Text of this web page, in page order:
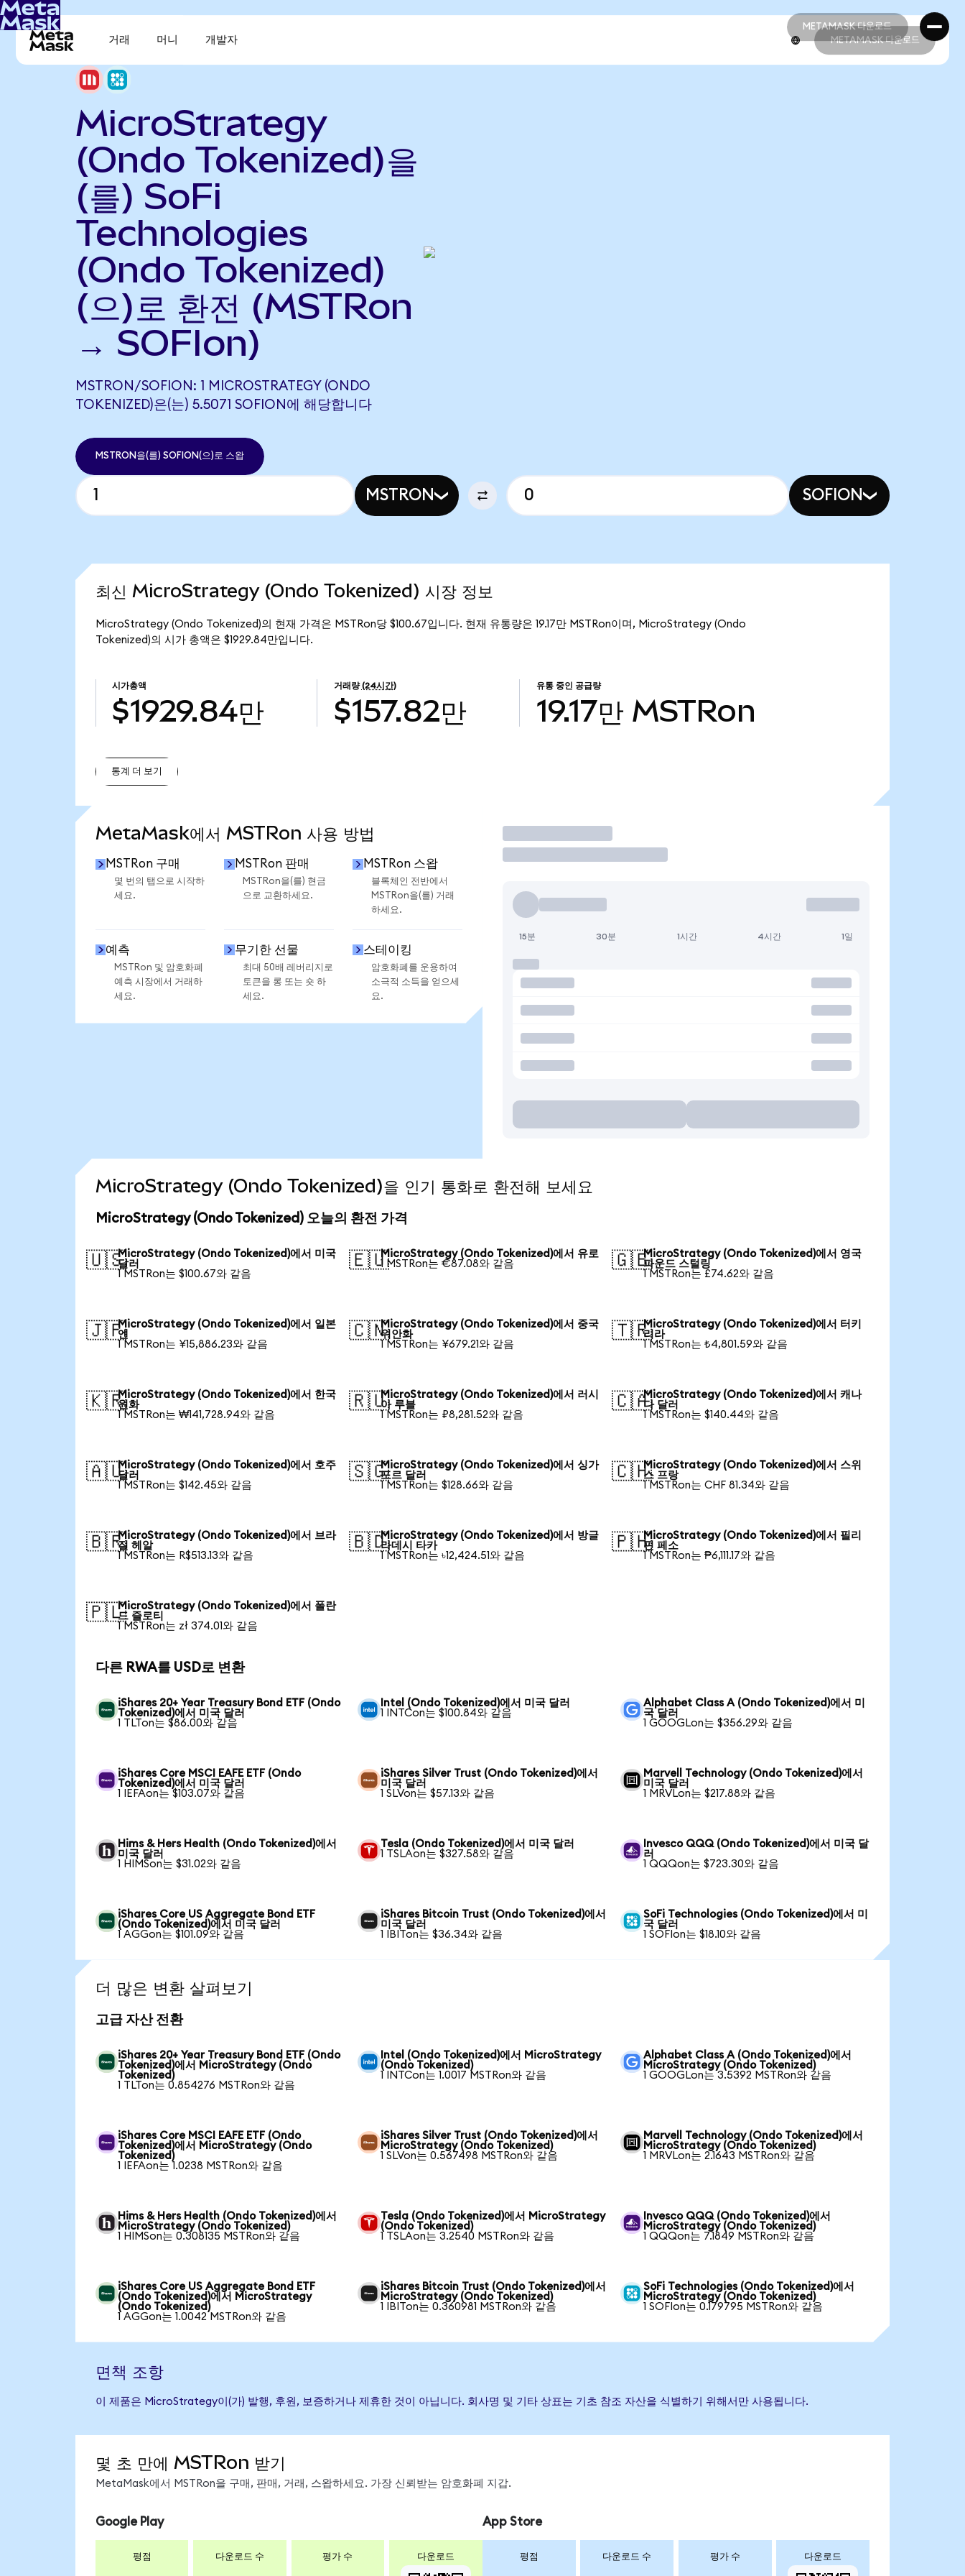
METAMASK 다운로드
METAMASK 다운로드
거래 머니 개발자 METAMASK 다운로드
MicroStrategy
(Ondo Tokenized)을
(를) SoFi
Technologies
(Ondo Tokenized)
(으)로 환전 (MSTRon
→ SOFIon)
MSTRON/SOFION: 1 MICROSTRATEGY (ONDO
TOKENIZED)은(는) 5.5071 SOFION에 해당합니다
MSTRON을(를) SOFION(으)로 스왑
MSTRON SOFION
최신 MicroStrategy (Ondo Tokenized) 시장 정보
MicroStrategy (Ondo Tokenized)의 현재 가격은 MSTRon당 $100.67입니다. 현재 유통량은 19.17만 MSTRon이며, MicroStrategy (Ondo
Tokenized)의 시가 총액은 $1929.84만입니다.
시가총액
$1929.84만
거래량 (24시간)
$157.82만
유통 중인 공급량
19.17만 MSTRon
통계 더 보기
MetaMask에서 MSTRon 사용 방법
MSTRon 구매
몇 번의 탭으로 시작하
세요.
MSTRon 판매
MSTRon을(를) 현금
으로 교환하세요.
MSTRon 스왑
블록체인 전반에서
MSTRon을(를) 거래
하세요.
예측
MSTRon 및 암호화폐
예측 시장에서 거래하
세요.
무기한 선물
최대 50배 레버리지로
토큰을 롱 또는 숏 하
세요.
스테이킹
암호화폐를 운용하여
소극적 소득을 얻으세
요.
거래
15분 30분 1시간 4시간 1일
MicroStrategy (Ondo Tokenized)을 인기 통화로 환전해 보세요
MicroStrategy (Ondo Tokenized) 오늘의 환전 가격
🇺🇸MicroStrategy (Ondo Tokenized)에서 미국
달러
1 MSTRon는 $100.67와 같음
🇪🇺MicroStrategy (Ondo Tokenized)에서 유로
1 MSTRon는 €87.08와 같음
🇬🇧MicroStrategy (Ondo Tokenized)에서 영국
파운드 스털링
1 MSTRon는 £74.62와 같음
🇯🇵MicroStrategy (Ondo Tokenized)에서 일본
엔
1 MSTRon는 ¥15,886.23와 같음
🇨🇳MicroStrategy (Ondo Tokenized)에서 중국
위안화
1 MSTRon는 ¥679.21와 같음
🇹🇷MicroStrategy (Ondo Tokenized)에서 터키
리라
1 MSTRon는 ₺4,801.59와 같음
🇰🇷MicroStrategy (Ondo Tokenized)에서 한국
원화
1 MSTRon는 ₩141,728.94와 같음
🇷🇺MicroStrategy (Ondo Tokenized)에서 러시
아 루블
1 MSTRon는 ₽8,281.52와 같음
🇨🇦MicroStrategy (Ondo Tokenized)에서 캐나
다 달러
1 MSTRon는 $140.44와 같음
🇦🇺MicroStrategy (Ondo Tokenized)에서 호주
달러
1 MSTRon는 $142.45와 같음
🇸🇬MicroStrategy (Ondo Tokenized)에서 싱가
포르 달러
1 MSTRon는 $128.66와 같음
🇨🇭MicroStrategy (Ondo Tokenized)에서 스위
스 프랑
1 MSTRon는 CHF 81.34와 같음
🇧🇷MicroStrategy (Ondo Tokenized)에서 브라
질 헤알
1 MSTRon는 R$513.13와 같음
🇧🇩MicroStrategy (Ondo Tokenized)에서 방글
라데시 타카
1 MSTRon는 ৳12,424.51와 같음
🇵🇭MicroStrategy (Ondo Tokenized)에서 필리
핀 페소
1 MSTRon는 ₱6,111.17와 같음
🇵🇱MicroStrategy (Ondo Tokenized)에서 폴란
드 즐로티
1 MSTRon는 zł 374.01와 같음
다른 RWA를 USD로 변환
iShares 20+ Year Treasury Bond ETF (Ondo
Tokenized)에서 미국 달러
1 TLTon는 $86.00와 같음
Intel (Ondo Tokenized)에서 미국 달러
1 INTCon는 $100.84와 같음
Alphabet Class A (Ondo Tokenized)에서 미
국 달러
1 GOOGLon는 $356.29와 같음
iShares Core MSCI EAFE ETF (Ondo
Tokenized)에서 미국 달러
1 IEFAon는 $103.07와 같음
iShares Silver Trust (Ondo Tokenized)에서
미국 달러
1 SLVon는 $57.13와 같음
Marvell Technology (Ondo Tokenized)에서
미국 달러
1 MRVLon는 $217.88와 같음
Hims & Hers Health (Ondo Tokenized)에서
미국 달러
1 HIMSon는 $31.02와 같음
Tesla (Ondo Tokenized)에서 미국 달러
1 TSLAon는 $327.58와 같음
Invesco QQQ (Ondo Tokenized)에서 미국 달
러
1 QQQon는 $723.30와 같음
iShares Core US Aggregate Bond ETF
(Ondo Tokenized)에서 미국 달러
1 AGGon는 $101.09와 같음
iShares Bitcoin Trust (Ondo Tokenized)에서
미국 달러
1 IBITon는 $36.34와 같음
SoFi Technologies (Ondo Tokenized)에서 미
국 달러
1 SOFIon는 $18.10와 같음
더 많은 변환 살펴보기
고급 자산 전환
iShares 20+ Year Treasury Bond ETF (Ondo
Tokenized)에서 MicroStrategy (Ondo
Tokenized)
1 TLTon는 0.854276 MSTRon와 같음
Intel (Ondo Tokenized)에서 MicroStrategy
(Ondo Tokenized)
1 INTCon는 1.0017 MSTRon와 같음
Alphabet Class A (Ondo Tokenized)에서
MicroStrategy (Ondo Tokenized)
1 GOOGLon는 3.5392 MSTRon와 같음
iShares Core MSCI EAFE ETF (Ondo
Tokenized)에서 MicroStrategy (Ondo
Tokenized)
1 IEFAon는 1.0238 MSTRon와 같음
iShares Silver Trust (Ondo Tokenized)에서
MicroStrategy (Ondo Tokenized)
1 SLVon는 0.567498 MSTRon와 같음
Marvell Technology (Ondo Tokenized)에서
MicroStrategy (Ondo Tokenized)
1 MRVLon는 2.1643 MSTRon와 같음
Hims & Hers Health (Ondo Tokenized)에서
MicroStrategy (Ondo Tokenized)
1 HIMSon는 0.308135 MSTRon와 같음
Tesla (Ondo Tokenized)에서 MicroStrategy
(Ondo Tokenized)
1 TSLAon는 3.2540 MSTRon와 같음
Invesco QQQ (Ondo Tokenized)에서
MicroStrategy (Ondo Tokenized)
1 QQQon는 7.1849 MSTRon와 같음
iShares Core US Aggregate Bond ETF
(Ondo Tokenized)에서 MicroStrategy
(Ondo Tokenized)
1 AGGon는 1.0042 MSTRon와 같음
iShares Bitcoin Trust (Ondo Tokenized)에서
MicroStrategy (Ondo Tokenized)
1 IBITon는 0.360981 MSTRon와 같음
SoFi Technologies (Ondo Tokenized)에서
MicroStrategy (Ondo Tokenized)
1 SOFIon는 0.179795 MSTRon와 같음
면책 조항
이 제품은 MicroStrategy이(가) 발행, 후원, 보증하거나 제휴한 것이 아닙니다. 회사명 및 기타 상표는 기초 참조 자산을 식별하기 위해서만 사용됩니다.
몇 초 만에 MSTRon 받기
MetaMask에서 MSTRon을 구매, 판매, 거래, 스왑하세요. 가장 신뢰받는 암호화폐 지갑.
Google Play
평점 다운로드 수 평가 수 다운로드
App Store
평점 다운로드 수 평가 수 다운로드